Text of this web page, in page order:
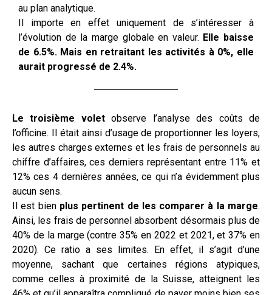
au plan analytique.
Il importe en effet uniquement de s’intéresser à
l’évolution de la marge globale en valeur. Elle baisse
de 6.5%. Mais en retraitant les activités à 0%, elle
aurait progressé de 2.4%.
Le troisième voletobserve l’analyse des coûts de
l’officine. Il était ainsi d’usage de proportionner les loyers,
les autres charges externes et les frais de personnels au
chiffre d’affaires, ces derniers représentant entre 11% et
12% ces 4 dernières années, ce qui n’a évidemment plus
aucun sens.
Il est bienplus pertinent de les comparer à la marge.
Ainsi, les frais de personnel absorbent désormais plus de
40% de la marge (contre 35% en 2022 et 2021, et 37% en
2020). Ce ratio a ses limites. En effet, il s’agit d’une
moyenne, sachant que certaines régions atypiques,
comme celles à proximité de la Suisse, atteignent les